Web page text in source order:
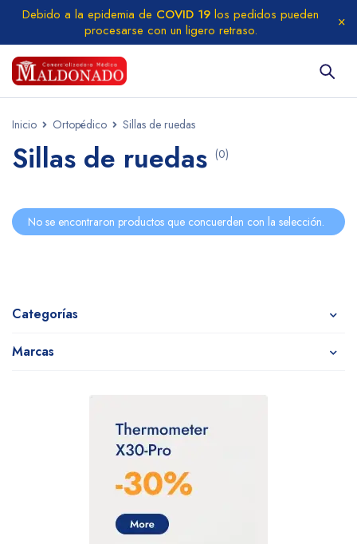
Debido a la epidemia de COVID 19 los pedidos pueden
procesarse con un ligero retraso.
Inicio Ortopédico Sillas de ruedas
Sillas de ruedas (0)
Categorías
Marcas
No se encontraron productos que concuerden con la selección.